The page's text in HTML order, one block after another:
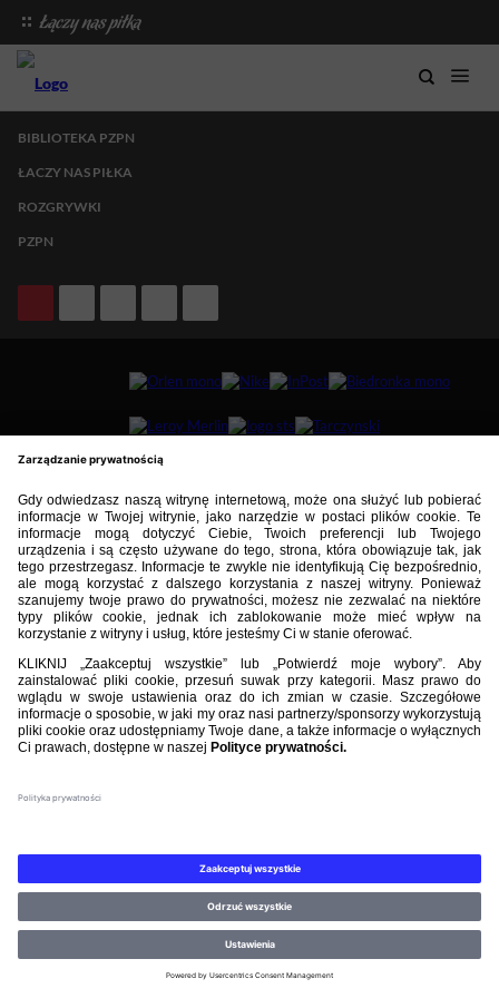
BIBLIOTEKA PZPN
ŁACZY NAS PIŁKA
ROZGRYWKI
PZPN
Nasi partnerzy
©PZPN WSZELKIE PRAWA ZASTRZEŻONE.REGULAMIN.